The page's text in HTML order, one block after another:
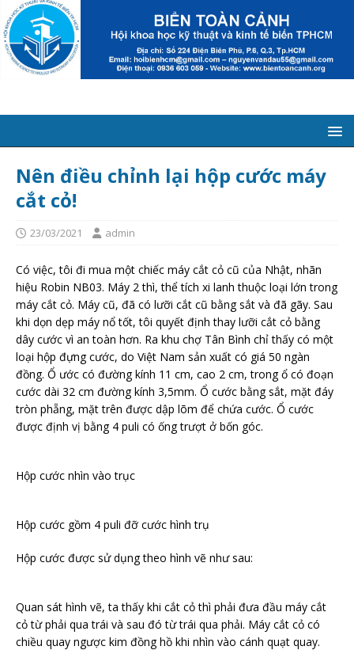
Nên điều chỉnh lại hộp cước máy
cắt cỏ!
23/03/2021 admin
Có việc, tôi đi mua một chiếc máy cắt cỏ cũ của Nhật, nhãn
hiệu Robin NB03. Máy 2 thì, thể tích xi lanh thuộc loại lớn trong
máy cắt cỏ. Máy cũ, đã có lưỡi cắt cũ bằng sắt và đã gãy. Sau
khi dọn dẹp máy nổ tốt, tôi quyết định thay lưỡi cắt cỏ bằng
dây cước vì an toàn hơn. Ra khu chợ Tân Bình chỉ thấy có một
loại hộp đựng cước, do Việt Nam sản xuất có giá 50 ngàn
đồng. Ổ ước có đường kính 11 cm, cao 2 cm, trong ổ có đoạn
cước dài 32 cm đường kính 3,5mm. Ổ cước bằng sắt, mặt đáy
tròn phẵng, mặt trên được dập lõm để chứa cước. Ổ cước
được định vị bằng 4 puli có ống trượt ở bốn góc.
Hộp cước nhìn vào trục
Hộp cước gồm 4 puli đỡ cước hình trụ
Hộp cước được sử dụng theo hình vẽ như sau:
Quan sát hình vẽ, ta thấy khi cắt cỏ thì phải đưa đầu máy cắt
cỏ từ phải qua trái và sau đó từ trái qua phải. Máy cắt cỏ có
chiều quay ngược kim đồng hồ khi nhìn vào cánh quạt quay.